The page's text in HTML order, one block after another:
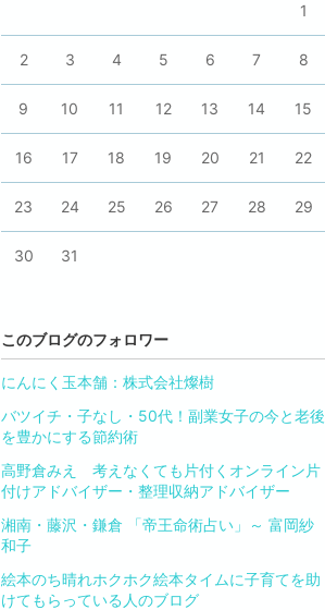
1
2 3 4 5 6 7 8
9 10 11 12 13 14 15
16 17 18 19 20 21 22
23 24 25 26 27 28 29
30 31
このブログのフォロワー
にんにく玉本舗：株式会社燦樹
バツイチ・子なし・50代！副業女子の今と老後
を豊かにする節約術
高野倉みえ 考えなくても片付くオンライン片
付けアドバイザー・整理収納アドバイザー
湘南・藤沢・鎌倉 「帝王命術占い」～ 富岡紗
和子
絵本のち晴れホクホク絵本タイムに子育てを助
けてもらっている人のブログ